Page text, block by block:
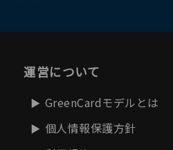
運営について
GreenCardモデルとは
個人情報保護方針